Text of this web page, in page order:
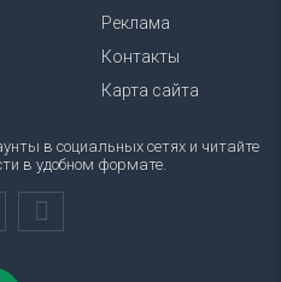
Реклама
Контакты
Карта сайта
в социальных сетях и читайте
в удобном формате.